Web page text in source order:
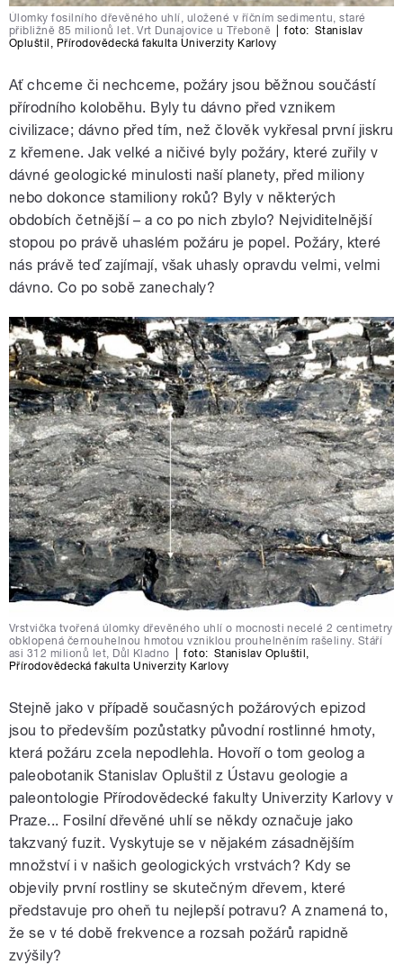
Úlomky fosilního dřevěného uhlí, uložené v říčním sedimentu, staré
přibližně 85 milionů let. Vrt Dunajovice u Třeboně
foto: Stanislav
Opluštil , Přírodovědecká fakulta Univerzity Karlovy
Ať chceme či nechceme, požáry jsou běžnou součástí
přírodního koloběhu. Byly tu dávno před vznikem
civilizace; dávno před tím, než člověk vykřesal první jiskru
z křemene. Jak velké a ničivé byly požáry, které zuřily v
dávné geologické minulosti naší planety, před miliony
nebo dokonce stamiliony roků? Byly v některých
obdobích četnější – a co po nich zbylo? Nejviditelnější
stopou po právě uhaslém požáru je popel. Požáry, které
nás právě teď zajímají, však uhasly opravdu velmi, velmi
dávno. Co po sobě zanechaly?
Vrstvička tvořená úlomky dřevěného uhlí o mocnosti necelé 2 centimetry
obklopená černouhelnou hmotou vzniklou prouhelněním rašeliny. Stáří
asi 312 milionů let, Důl Kladno
foto: Stanislav Opluštil ,
Přírodovědecká fakulta Univerzity Karlovy
Stejně jako v případě současných požárových epizod
jsou to především pozůstatky původní rostlinné hmoty,
která požáru zcela nepodlehla. Hovoří o tom geolog a
paleobotanik Stanislav Opluštil z Ústavu geologie a
paleontologie Přírodovědecké fakulty Univerzity Karlovy v
Praze... Fosilní dřevěné uhlí se někdy označuje jako
takzvaný fuzit. Vyskytuje se v nějakém zásadnějším
množství i v našich geologických vrstvách? Kdy se
objevily první rostliny se skutečným dřevem, které
představuje pro oheň tu nejlepší potravu? A znamená to,
že se v té době frekvence a rozsah požárů rapidně
zvýšily?